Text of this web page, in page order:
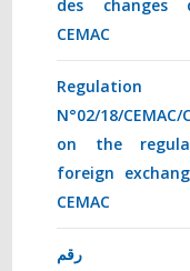
des changes
CEMAC
Regulation
N°02/18/CEMAC/
on the
foreign
CEMAC
رقم